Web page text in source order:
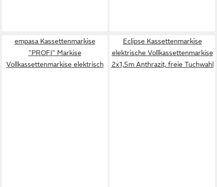
empasa Kassettenmarkise
"PROFI" Markise
Vollkassettenmarkise elektrisch
Eclipse Kassettenmarkise
elektrische Vollkassettenmarkise
2x1,5m Anthrazit, freie Tuchwahl